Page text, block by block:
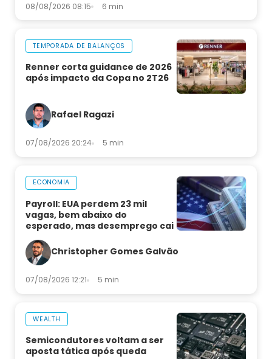
08/08/2026 08:15 6 min
TEMPORADA DE BALANÇOS
Renner corta guidance de 2026
após impacto da Copa no 2T26
Rafael Ragazi
07/08/2026 20:24 5 min
ECONOMIA
Payroll: EUA perdem 23 mil
vagas, bem abaixo do
esperado, mas desemprego cai
Christopher Gomes Galvão
07/08/2026 12:21 5 min
WEALTH
Semicondutores voltam a ser
aposta tática após queda